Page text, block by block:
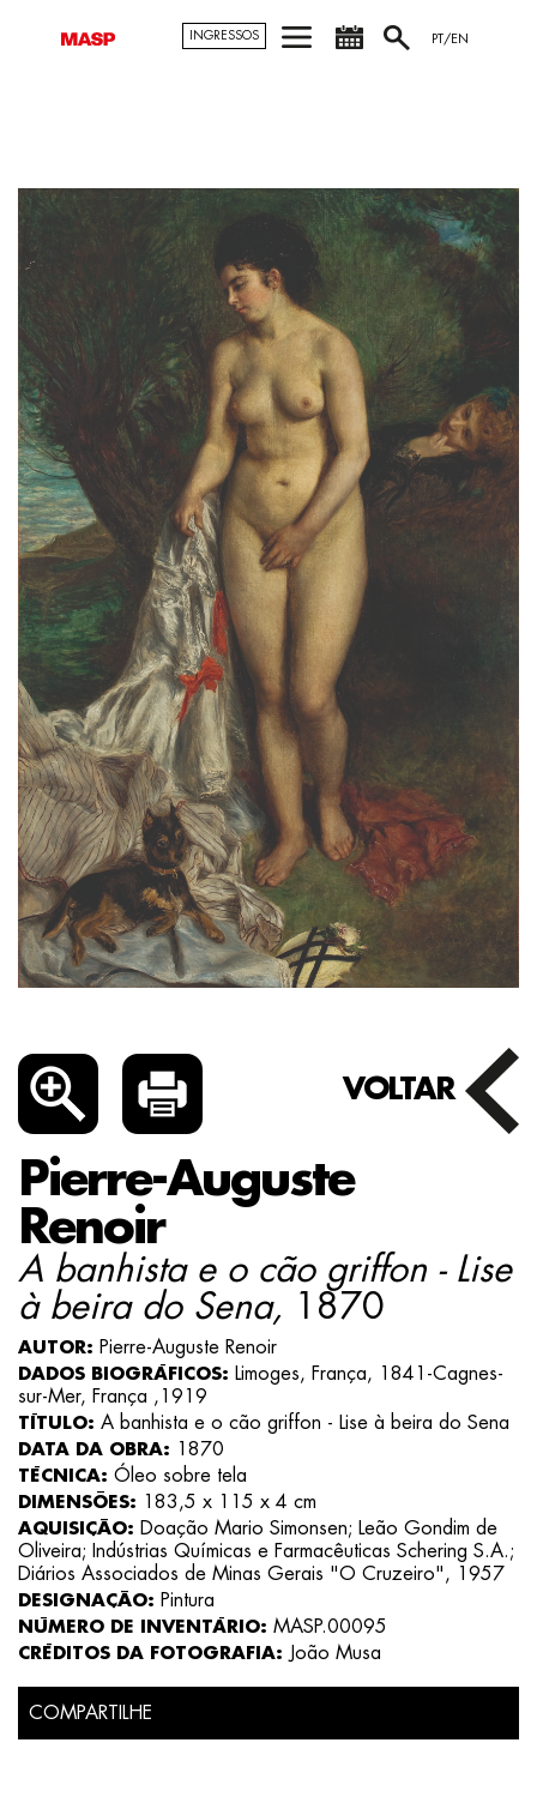
INGRESSOS PT/EN
VOLTAR
Pierre-Auguste
Renoir
A banhista e o cão griffon - Lise
à beira do Sena, 1870
AUTOR: Pierre-Auguste Renoir
DADOS BIOGRÁFICOS: Limoges, França, 1841-Cagnes-
sur-Mer, França ,1919
TÍTULO: A banhista e o cão griffon - Lise à beira do Sena
DATA DA OBRA: 1870
TÉCNICA: Óleo sobre tela
DIMENSÕES: 183,5 x 115 x 4 cm
AQUISIÇÃO: Doação Mario Simonsen; Leão Gondim de
Oliveira; Indústrias Químicas e Farmacêuticas Schering S.A.;
Diários Associados de Minas Gerais "O Cruzeiro", 1957
DESIGNAÇÃO: Pintura
NÚMERO DE INVENTÁRIO: MASP.00095
CRÉDITOS DA FOTOGRAFIA: João Musa
COMPARTILHE